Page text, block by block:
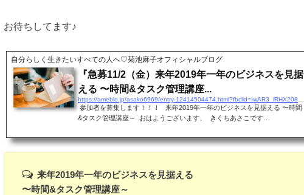
お待ちしてます♪
自分らしく生きたいすべての人へ♡菊池麻子オフィシャルブログ
『急募11/2（金）来年2019年一年のビジネスを見据
える 〜時間&タスク管理講座...
参加者を募集します！！！ 来年2019年一年のビジネスを見据える 〜時間
&タスク管理講座～ おはようございます、 きくちあさこです…
来年2019年一年のビジネスを見据える
〜時間&タスク管理講座～